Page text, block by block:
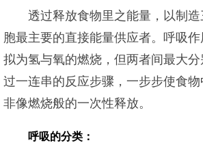
透过释放食物里之能量，以制
胞最主要的直接能量供应者。呼吸
拟为氢与氧的燃烧，但两者间最大
过一连串的反应步骤，一步步使食
非像燃烧般的一次性释放。
呼吸的分类：